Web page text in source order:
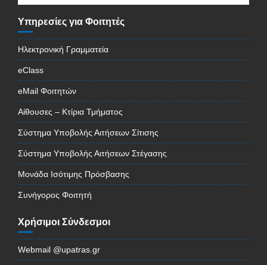
Υπηρεσίες για Φοιτητές
Ηλεκτρονική Γραμματεία
eClass
eMail Φοιτητών
Αίθουσες – Κτίρια Τμήματος
Σύστημα Υποβολής Αιτήσεων Σίτισης
Σύστημα Υποβολής Αιτήσεων Στέγασης
Μονάδα Ισότιμης Πρόσβασης
Συνήγορος Φοιτητή
Χρήσιμοι Σύνδεσμοι
Webmail @upatras.gr